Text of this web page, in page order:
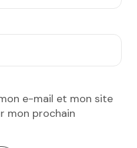
e-mail et mon site
mon prochain